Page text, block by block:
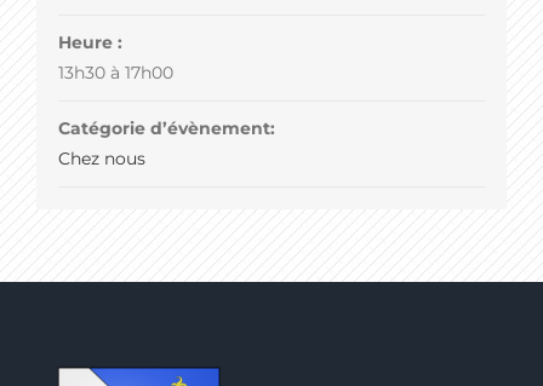
Heure :
13h30 à 17h00
Catégorie d’évènement:
Chez nous